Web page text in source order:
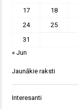
17
18
24
25
31
« Jun
Jaunākie raksti
Interesanti